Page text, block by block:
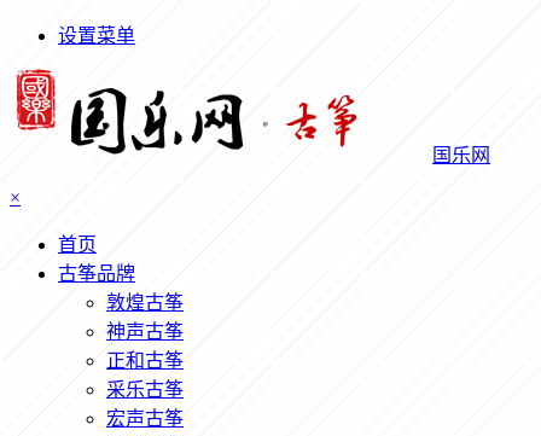
设置菜单
国乐网
×
首页
古筝品牌
敦煌古筝
神声古筝
正和古筝
采乐古筝
宏声古筝